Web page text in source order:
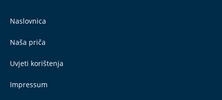
Naslovnica
Naša priča
Uvjeti korištenja
Impressum